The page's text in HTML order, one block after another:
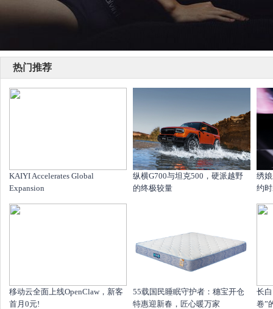
热门推荐
KAIYI Accelerates Global
Expansion
纵横G700与坦克500，硬派越野
的终极较量
绣
约
移动云全面上线OpenClaw，新客
首月0元!
55载国民睡眠守护者：穗宝开仓
特惠迎新春，匠心暖万家
长
卷”